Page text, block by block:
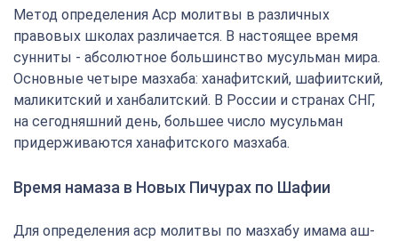
Метод определения Аср молитвы в различных
правовых школах различается. В настоящее время
сунниты - абсолютное большинство мусульман мира.
Основные четыре мазхаба: ханафитский, шафиитский,
маликитский и ханбалитский. В России и странах СНГ,
на сегодняшний день, большее число мусульман
придерживаются ханафитского мазхаба.
Время намаза в Новых Пичурах по Шафии
Для определения аср молитвы по мазхабу имама аш-